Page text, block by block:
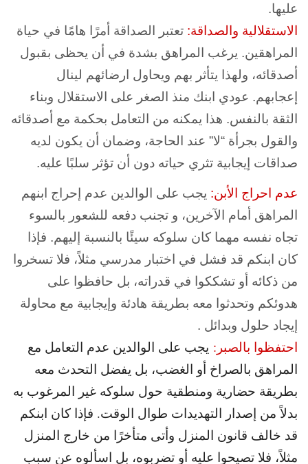
عليها.
الاستقلالية والصداقة: تعتبر الصداقة أمرًا هامًا في حياة
المراهقين. يرغب المراهق بشدة في أن يحظى بقبول
أصدقائه، ولهذا يتأثر بهم ويحاول ارضائهم لينال
إعجابهم. عودي ابنك منذ الصغر على الاستقلال وبناء
الثقة بالنفس. هذا يمكنه من التعامل بحكمة مع أصدقائه
والقول بجرأة “لا” عند الحاجة، وضمان أن يكون لديه
صداقات إيجابية تثري حياته دون أن تؤثر سلبًا عليه.
عدم احراج الأبن: يجب على الوالدين عدم إحراج ابنهم
المراهق أمام الآخرين، و تجنب دفعه للشعور بالسوء
تجاه نفسه مهما كان سلوكه سيئًا بالنسبة إليهم. فإذا
كان ابنكم قد فشل في اختبار مدرسي مثلاً، فلا تسخروا
من ذكائه أو تشككوا في قدراته، بل حافظوا على
هدوئكم وتحدثوا معه بطريقة هادئة وإيجابية مع محاولة
إيجاد حلول وبدائل .
احتفظوا بالصبر: يجب على الوالدين عدم التعامل مع
المراهق بالصراخ أو الغضب، بل يفضل التحدث معه
بطريقة حضارية ومنطقية حول سلوكه غير المرغوب به
بدلاً من إصدار التهديدات طوال الوقت. فإذا كان ابنكم
قد خالف قانون المنزل وأتى متأخرًا من خارج المنزل
مثلاً، فلا تصيحوا عليه أو تضربوه، بل اسألوه عن سبب